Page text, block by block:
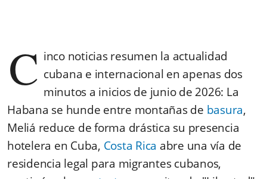
C inco noticias resumen la actualidad
cubana e internacional en apenas dos
minutos a inicios de junio de 2026: La
Habana se hunde entre montañas de basura,
Meliá reduce de forma drástica su presencia
hotelera en Cuba, Costa Rica abre una vía de
residencia legal para migrantes cubanos,